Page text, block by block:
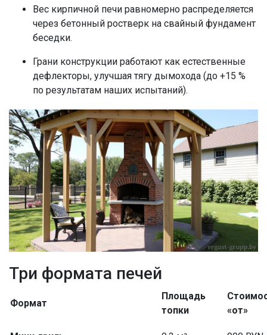
Вес кирпичной печи равномерно распределяется
через бетонный ростверк на свайный фундамент
беседки.
Грани конструкции работают как естественные
дефлекторы, улучшая тягу дымохода (до +15 %
по результатам наших испытаний).
Три формата печей
Формат
Площадь
топки
«от»